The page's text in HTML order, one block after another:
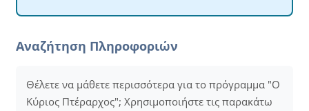
Αναζήτηση Πληροφοριών
Θέλετε να μάθετε περισσότερα για το πρόγραμμα "Ο
Κύριος Πτέραρχος"; Χρησιμοποιήστε τις παρακάτω